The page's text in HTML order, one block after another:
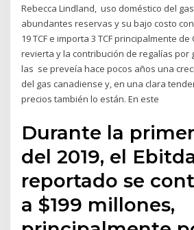
Rebecca Lindland, uso doméstico del
abundantes reservas y su bajo costo
19 TCF e importa 3 TCF principalmente
revierta y la contribución de regalías por
las se preveía hace pocos años una
del gas canadiense y, en una clara
precios también lo están. En este
Durante la
del 2019, el
reportado se
a $199 millones,